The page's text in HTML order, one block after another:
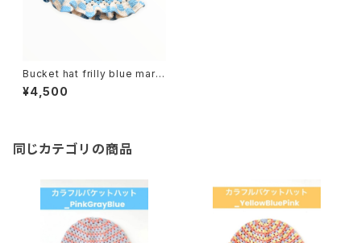
Bucket hat frilly blue marg
uerite - バケットハット フリフリ
ブルーマーガレット
¥4,500
同じカテゴリの商品